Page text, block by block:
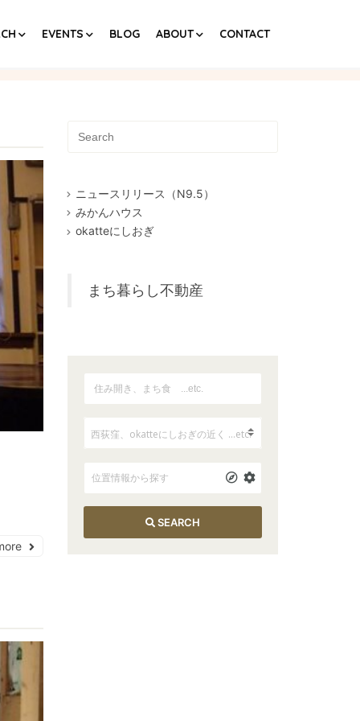
EVENTS BLOG ABOUT CONTACT
ニュースリリース（N9.5）
みかんハウス
okatteにしおぎ
まち暮らし不動産
SEARCH